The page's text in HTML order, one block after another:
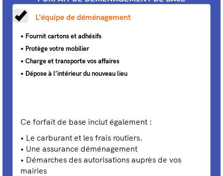
L'équipe de déménagement
Fournit cartons et adhésifs
Protège votre mobilier
Charge et transporte vos affaires
Dépose à l’intérieur du nouveau lieu
Ce forfait de base inclut également :
Le carburant et les frais routiers.
Une assurance déménagement
Démarches des autorisations auprès de vos
mairies